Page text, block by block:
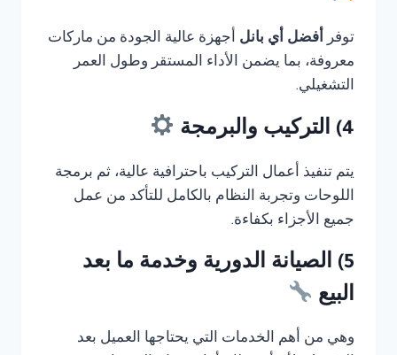
توفر أفضل أي بانل أجهزة عالية الجودة من ماركات
معروفة، بما يضمن الأداء المستقر وطول العمر
التشغيلي.
4) التركيب والبرمجة
يتم تنفيذ أعمال التركيب باحترافية عالية، ثم برمجة
اللوحات وتجربة النظام بالكامل للتأكد من عمل
جميع الأجزاء بكفاءة.
5) الصيانة الدورية وخدمة ما بعد
البيع
وهي من أهم الخدمات التي يحتاجها العميل بعد